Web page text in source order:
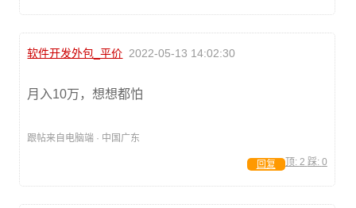
软件开发外包_平价 2022-05-13 14:02:30
月入10万，想想都怕
跟帖来自电脑端 · 中国广东
顶: 2 踩: 0
回复